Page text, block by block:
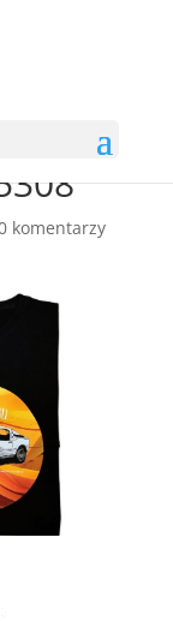
komentarzy